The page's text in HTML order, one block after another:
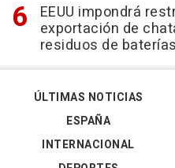
EEUU impondrá
exportación de
residuos de baterías
ÚLTIMAS NOTICIAS
ESPAÑA
INTERNACIONAL